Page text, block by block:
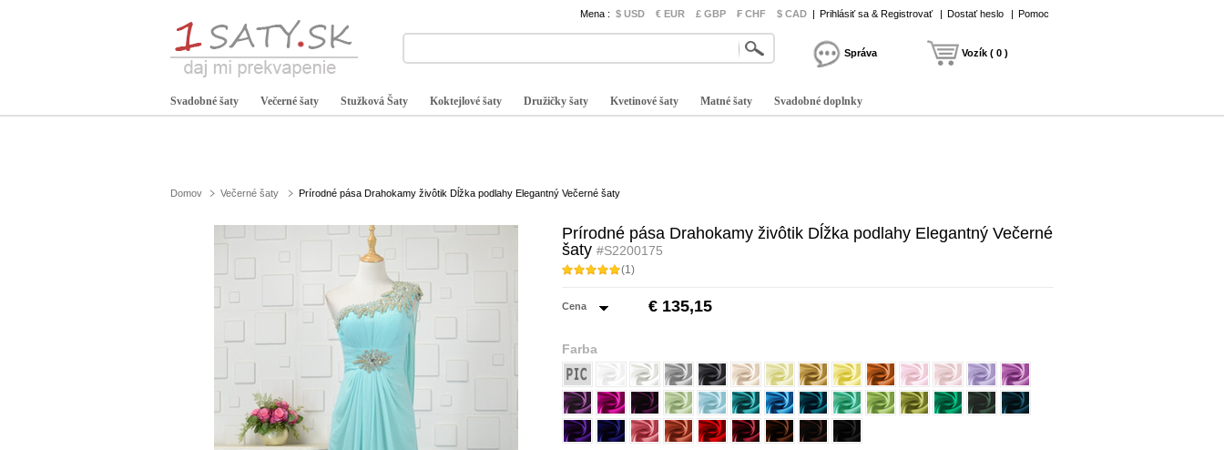
Mena : $ USD € EUR £ GBP ₣ CHF $ CAD | Prihlásiť sa & Registrovať | Dostať heslo | Pomoc
Správa Vozík ( 0 )
Svadobné šaty Večerné šaty Stužková Šaty Koktejlové šaty Družičky šaty Kvetinové šaty Matné šaty Svadobné doplnky
Domov Večerné šaty Prírodné pása Drahokamy živôtik Dĺžka podlahy Elegantný Večerné šaty
Prírodné pása Drahokamy živôtik Dĺžka podlahy Elegantný Večerné
šaty #S2200175
(1)
Cena € 135,15
Farba